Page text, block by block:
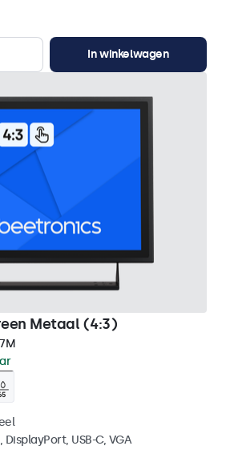
In winkelwagen
Metaal (4:3)
USB-C, VGA